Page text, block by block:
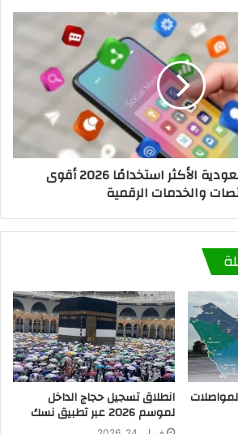
التطبيقات السعودية الأكثر استخدامًا 2026 أقوى
والخدمات الرقمية
انطلاق تسجيل حجاج الداخل
لموسم 2026 عبر تطبيق نسك